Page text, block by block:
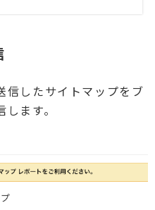
信したサイトマップをブ
ます。